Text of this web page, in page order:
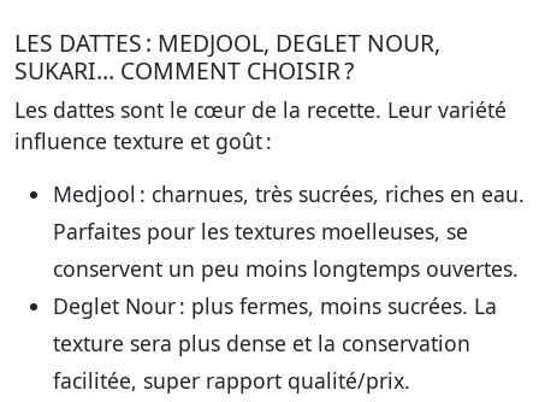
LES DATTES : MEDJOOL, DEGLET NOUR,
SUKARI… COMMENT CHOISIR ?
Les dattes sont le cœur de la recette. Leur variété
influence texture et goût :
Medjool : charnues, très sucrées, riches en eau.
Parfaites pour les textures moelleuses, se
conservent un peu moins longtemps ouvertes.
Deglet Nour: plus fermes, moins sucrées. La
texture sera plus dense et la conservation
facilitée, super rapport qualité/prix.